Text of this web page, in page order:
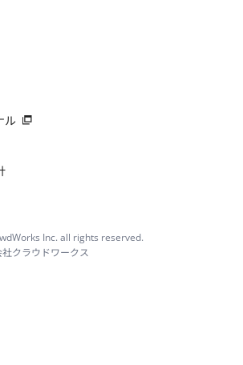
ル
Inc. all rights reserved.
クラウドワークス